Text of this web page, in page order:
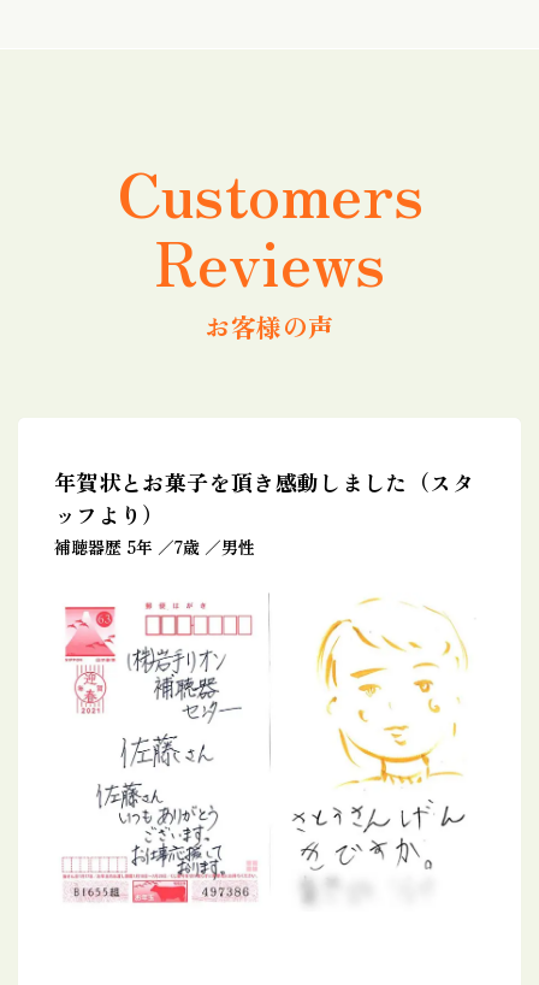
Customers
Reviews
お客様の声
年賀状とお菓子を頂き感動しました（スタ
ッフより）
補聴器歴 5年 7歳 男性